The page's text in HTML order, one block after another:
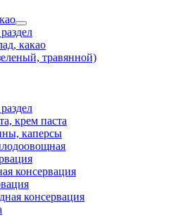
какао
травянной)
крем паста
каперсы
консервация
консервация